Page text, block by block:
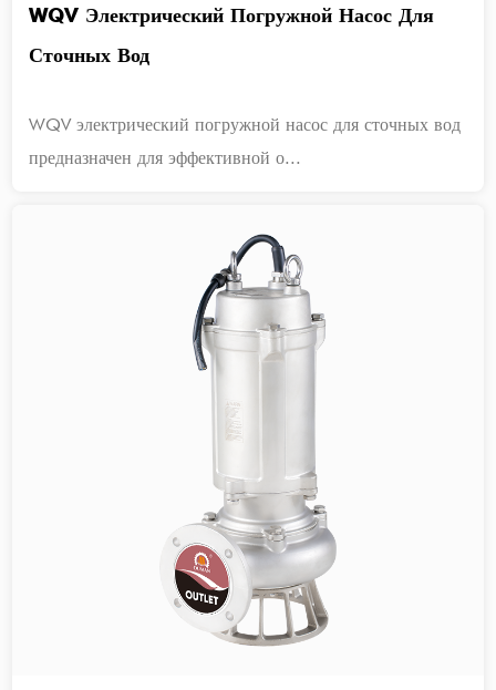
WQV Электрический Погружной Насос Для
Сточных Вод
WQV электрический погружной насос для сточных вод
предназначен для эффективной о...